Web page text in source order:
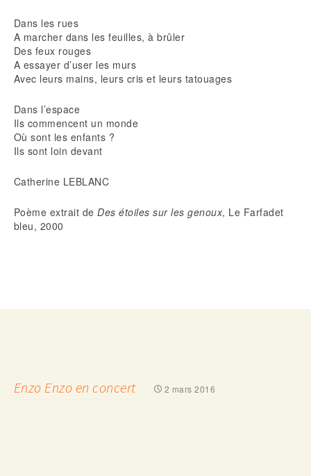
Dans les rues
A marcher dans les feuilles, à brûler
Des feux rouges
A essayer d’user les murs
Avec leurs mains, leurs cris et leurs tatouages
Dans l’espace
Ils commencent un monde
Où sont les enfants ?
Ils sont loin devant
Catherine LEBLANC
Poème extrait deDes étoiles sur les genoux, Le Farfadet
bleu, 2000
Enzo Enzo en concert 2 mars 2016